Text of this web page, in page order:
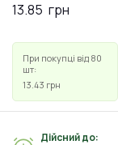
13.85 грн
При покупці від 80
шт:
13.43 грн
Дійсний до: